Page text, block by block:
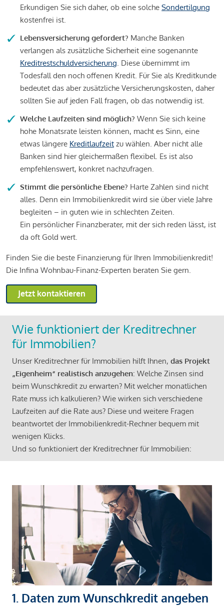
Erkundigen Sie sich daher, ob eine solche Sondertilgung
kostenfrei ist.
Lebensversicherung gefordert? Manche Banken
verlangen als zusätzliche Sicherheit eine sogenannte
Kreditrestschuldversicherung. Diese übernimmt im
Todesfall den noch offenen Kredit. Für Sie als Kreditkunde
bedeutet das aber zusätzliche Versicherungskosten, daher
sollten Sie auf jeden Fall fragen, ob das notwendig ist.
Welche Laufzeiten sind möglich? Wenn Sie sich keine
hohe Monatsrate leisten können, macht es Sinn, eine
etwas längere Kreditlaufzeit zu wählen. Aber nicht alle
Banken sind hier gleichermaßen flexibel. Es ist also
empfehlenswert, konkret nachzufragen.
Stimmt die persönliche Ebene? Harte Zahlen sind nicht
alles. Denn ein Immobilienkredit wird sie über viele Jahre
begleiten – in guten wie in schlechten Zeiten.
Ein persönlicher Finanzberater, mit der sich reden lässt, ist
da oft Gold wert.
Finden Sie die beste Finanzierung für Ihren Immobilienkredit!
Die Infina Wohnbau-Finanz-Experten beraten Sie gern.
Jetzt kontaktieren
Wie funktioniert der Kreditrechner
für Immobilien?
Unser Kreditrechner für Immobilien hilft Ihnen, das Projekt
„Eigenheim“ realistisch anzugehen: Welche Zinsen sind
beim Wunschkredit zu erwarten? Mit welcher monatlichen
Rate muss ich kalkulieren? Wie wirken sich verschiedene
Laufzeiten auf die Rate aus? Diese und weitere Fragen
beantwortet der Immobilienkredit-Rechner bequem mit
wenigen Klicks.
Und so funktioniert der Kreditrechner für Immobilien:
1. Daten zum Wunschkredit angeben